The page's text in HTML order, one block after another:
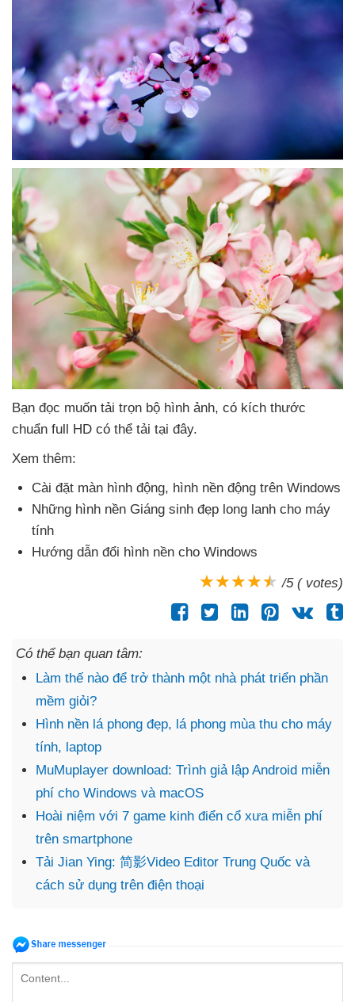
Bạn đọc muốn tải trọn bộ hình ảnh, có kích thước
chuẩn full HD có thể tải tại đây.
Xem thêm:
Cài đặt màn hình động, hình nền động trên Windows
Những hình nền Giáng sinh đẹp long lanh cho máy
tính
Hướng dẫn đổi hình nền cho Windows
/5 ( votes)
Có thể bạn quan tâm:
Làm thế nào để trở thành một nhà phát triển phần
mềm giỏi?
Hình nền lá phong đẹp, lá phong mùa thu cho máy
tính, laptop
MuMuplayer download: Trình giả lập Android miễn
phí cho Windows và macOS
Hoài niệm với 7 game kinh điển cổ xưa miễn phí
trên smartphone
Tải Jian Ying: 简影Video Editor Trung Quốc và
cách sử dụng trên điện thoại